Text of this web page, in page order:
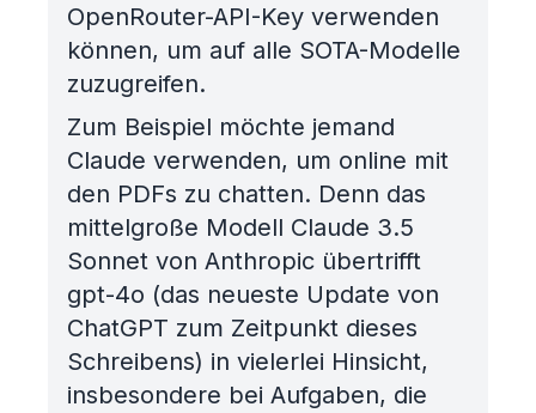
OpenRouter-API-Key verwenden
können, um auf alle SOTA-Modelle
zuzugreifen.
Zum Beispiel möchte jemand
Claude verwenden, um online mit
den PDFs zu chatten. Denn das
mittelgroße Modell Claude 3.5
Sonnet von Anthropic übertrifft
gpt-4o (das neueste Update von
ChatGPT zum Zeitpunkt dieses
Schreibens) in vielerlei Hinsicht,
insbesondere bei Aufgaben, die